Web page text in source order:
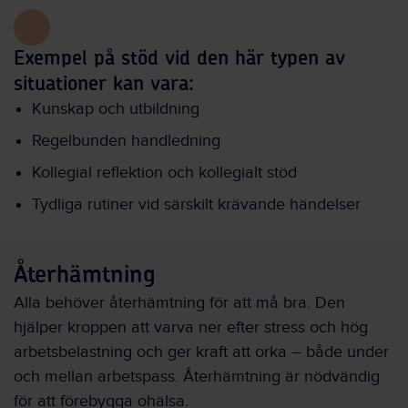
Exempel på stöd vid den här typen av
situationer kan vara:
Kunskap och utbildning
Regelbunden handledning
Kollegial reflektion och kollegialt stöd
Tydliga rutiner vid särskilt krävande händelser
Återhämtning
Alla behöver återhämtning för att må bra. Den
hjälper kroppen att varva ner efter stress och hög
arbetsbelastning och ger kraft att orka – både under
och mellan arbetspass. Återhämtning är nödvändig
för att förebygga ohälsa.